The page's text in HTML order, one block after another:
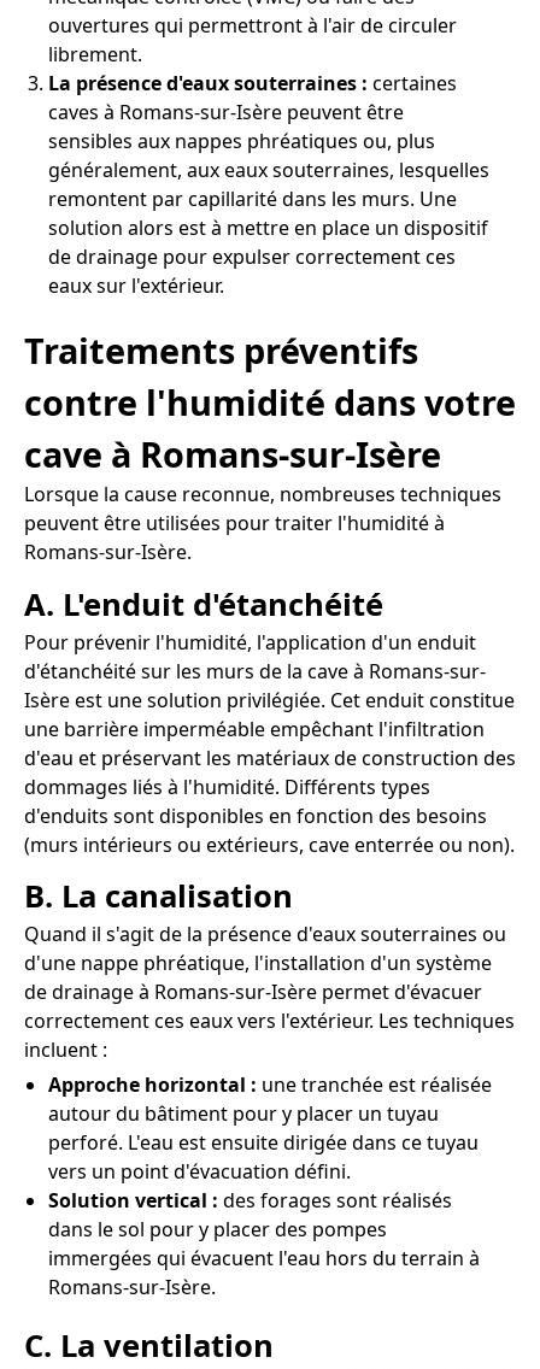
ouvertures qui permettront à l'air de circuler
librement.
La présence d'eaux souterraines : certaines
caves à Romans-sur-Isère peuvent être
sensibles aux nappes phréatiques ou, plus
généralement, aux eaux souterraines, lesquelles
remontent par capillarité dans les murs. Une
solution alors est à mettre en place un dispositif
de drainage pour expulser correctement ces
eaux sur l'extérieur.
Traitements préventifs
contre l'humidité dans votre
cave à Romans-sur-Isère
Lorsque la cause reconnue, nombreuses techniques
peuvent être utilisées pour traiter l'humidité à
Romans-sur-Isère.
A. L'enduit d'étanchéité
Pour prévenir l'humidité, l'application d'un enduit
d'étanchéité sur les murs de la cave à Romans-sur-
Isère est une solution privilégiée. Cet enduit constitue
une barrière imperméable empêchant l'infiltration
d'eau et préservant les matériaux de construction des
dommages liés à l'humidité. Différents types
d'enduits sont disponibles en fonction des besoins
(murs intérieurs ou extérieurs, cave enterrée ou non).
B. La canalisation
Quand il s'agit de la présence d'eaux souterraines ou
d'une nappe phréatique, l'installation d'un système
de drainage à Romans-sur-Isère permet d'évacuer
correctement ces eaux vers l'extérieur. Les techniques
incluent :
Approche horizontal : une tranchée est réalisée
autour du bâtiment pour y placer un tuyau
perforé. L'eau est ensuite dirigée dans ce tuyau
vers un point d'évacuation défini.
Solution vertical : des forages sont réalisés
dans le sol pour y placer des pompes
immergées qui évacuent l'eau hors du terrain à
Romans-sur-Isère.
C. La ventilation